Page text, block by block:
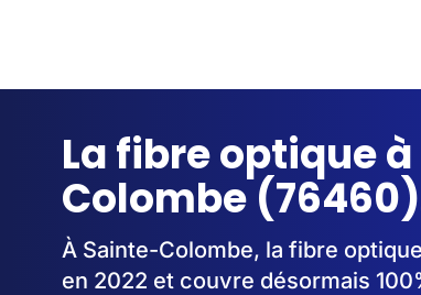
La fibre optique
Colombe
À Sainte-Colombe, la fibre
en 2022 et couvre désormais